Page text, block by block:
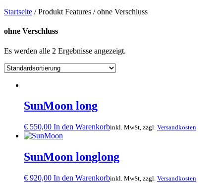
Startseite / Produkt Features / ohne Verschluss
ohne Verschluss
Es werden alle 2 Ergebnisse angezeigt.
SunMoon long
€ 550,00 In den Warenkorbinkl. MwSt, zzgl. Versandkosten
SunMoon longlong
€ 920,00 In den Warenkorbinkl. MwSt, zzgl. Versandkosten